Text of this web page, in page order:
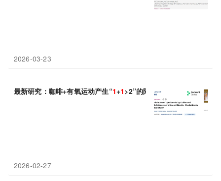
2026-03-23
最新研究：咖啡+有氧运动产生“1+1>2”的降脂奇迹
2026-02-27